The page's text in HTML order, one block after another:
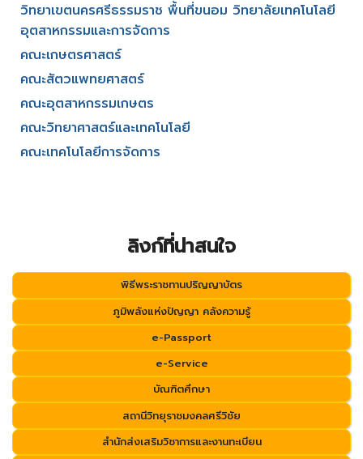
วิทยาเขตนครศรีธรรมราช พื้นที่ขนอม วิทยาลัยเทคโนโลยี
อุตสาหกรรมและการจัดการ
คณะเกษตรศาสตร์
คณะสัตวแพทยศาสตร์
คณะอุตสาหกรรมเกษตร
คณะวิทยาศาสตร์และเทคโนโลยี
คณะเทคโนโลยีการจัดการ
ลิงก์ที่น่าสนใจ
พิธีพระราชทานปริญญาบัตร
ภูมิพลังแห่งปัญญา คลังความรู้
e-Passport
e-Service
บัณฑิตศึกษา
สถานีวิทยุราชมงคลศรีวิชัย
สำนักส่งเสริมวิชาการและงานทะเบียน